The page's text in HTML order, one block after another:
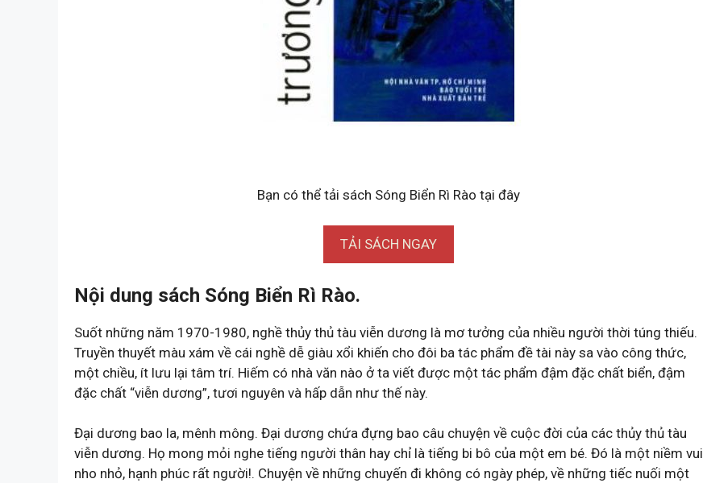
Bạn có thể tải sách Sóng Biển Rì Rào tại đây
TẢI SÁCH NGAY
Nội dung sách Sóng Biển Rì Rào.
Suốt những năm 1970-1980, nghề thủy thủ tàu viễn dương là mơ tưởng của nhiều người thời túng thiếu.
Truyền thuyết màu xám về cái nghề dễ giàu xổi khiến cho đôi ba tác phẩm đề tài này sa vào công thức,
một chiều, ít lưu lại tâm trí. Hiếm có nhà văn nào ở ta viết được một tác phẩm đậm đặc chất biển, đậm
đặc chất “viễn dương”, tươi nguyên và hấp dẫn như thế này.
Đại dương bao la, mênh mông. Đại dương chứa đựng bao câu chuyện về cuộc đời của các thủy thủ tàu
viễn dương. Họ mong mỏi nghe tiếng người thân hay chỉ là tiếng bi bô của một em bé. Đó là một niềm vui
nho nhỏ, hạnh phúc rất người!. Chuyện về những chuyến đi không có ngày phép, về những tiếc nuối một